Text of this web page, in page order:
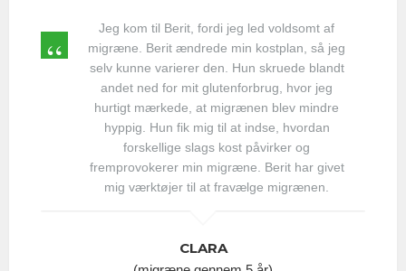
Jeg kom til Berit, fordi jeg led voldsomt af
migræne. Berit ændrede min kostplan, så jeg
selv kunne varierer den. Hun skruede blandt
andet ned for mit glutenforbrug, hvor jeg
hurtigt mærkede, at migrænen blev mindre
hyppig. Hun fik mig til at indse, hvordan
forskellige slags kost påvirker og
fremprovokerer min migræne. Berit har givet
mig værktøjer til at fravælge migrænen.
CLARA